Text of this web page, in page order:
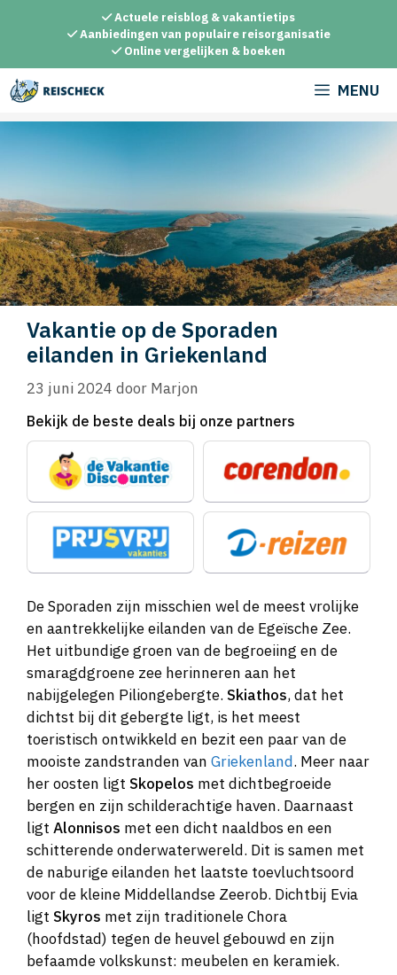
inhoud
Actuele reisblog & vakantietips
Aanbiedingen van populaire reisorganisatie
Online vergelijken & boeken
MENU
Vakantie op de Sporaden
eilanden in Griekenland
23 juni 2024 door Marjon
Bekijk de beste deals bij onze partners
De Sporaden zijn misschien wel de meest vrolijke
en aantrekkelijke eilanden van de Egeïsche Zee.
Het uitbundige groen van de begroeiing en de
smaragdgroene zee herinneren aan het
nabijgelegen Piliongebergte. Skiathos, dat het
dichtst bij dit gebergte ligt, is het meest
toeristisch ontwikkeld en bezit een paar van de
mooiste zandstranden van Griekenland. Meer naar
her oosten ligt Skopelos met dichtbegroeide
bergen en zijn schilderachtige haven. Daarnaast
ligt Alonnisos met een dicht naaldbos en een
schitterende onderwaterwereld. Dit is samen met
de naburige eilanden het laatste toevluchtsoord
voor de kleine Middellandse Zeerob. Dichtbij Evia
ligt Skyros met zijn traditionele Chora
(hoofdstad) tegen de heuvel gebouwd en zijn
befaamde volkskunst: meubelen en keramiek.